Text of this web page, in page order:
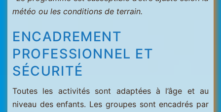
météo ou les conditions de terrain.
ENCADREMENT
PROFESSIONNEL ET
SÉCURITÉ
Toutes les activités sont adaptées à l’âge et au
niveau des enfants. Les groupes sont encadrés par